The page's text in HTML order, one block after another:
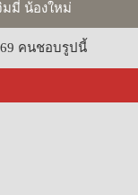
มมี่ น้องใหม่
คนชอบรูปนี้